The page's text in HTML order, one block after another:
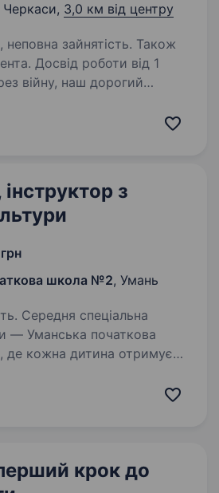
Черкаси, 3,0 км від центру
неповна зайнятість. Також
Досвід роботи від 1
але бажає всього
з
школа №2, Умань
Середня спеціальна
де кожна дитина отримує
дружньої команди
крок до